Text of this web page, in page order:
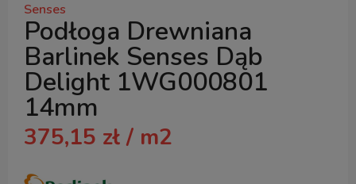
Senses
Podłoga Drewniana
Barlinek Senses Dąb
Delight 1WG000801
14mm
375,15 zł / m2